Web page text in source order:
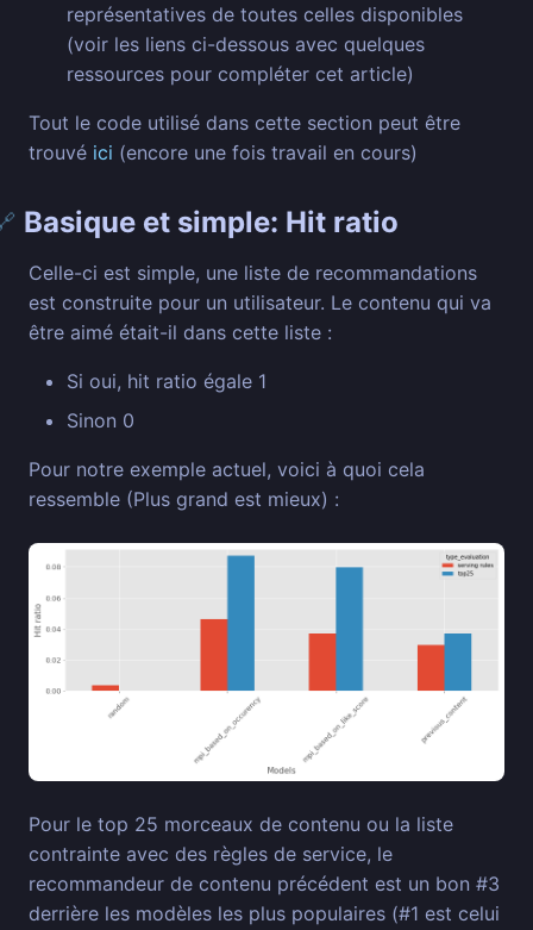
représentatives de toutes celles disponibles
(voir les liens ci-dessous avec quelques
ressources pour compléter cet article)
Tout le code utilisé dans cette section peut être
trouvé ici (encore une fois travail en cours)
Basique et simple: Hit ratio
Celle-ci est simple, une liste de recommandations
est construite pour un utilisateur. Le contenu qui va
être aimé était-il dans cette liste :
Si oui, hit ratio égale 1
Sinon 0
Pour notre exemple actuel, voici à quoi cela
ressemble (Plus grand est mieux) :
Pour le top 25 morceaux de contenu ou la liste
contrainte avec des règles de service, le
recommandeur de contenu précédent est un bon #3
derrière les modèles les plus populaires (#1 est celui